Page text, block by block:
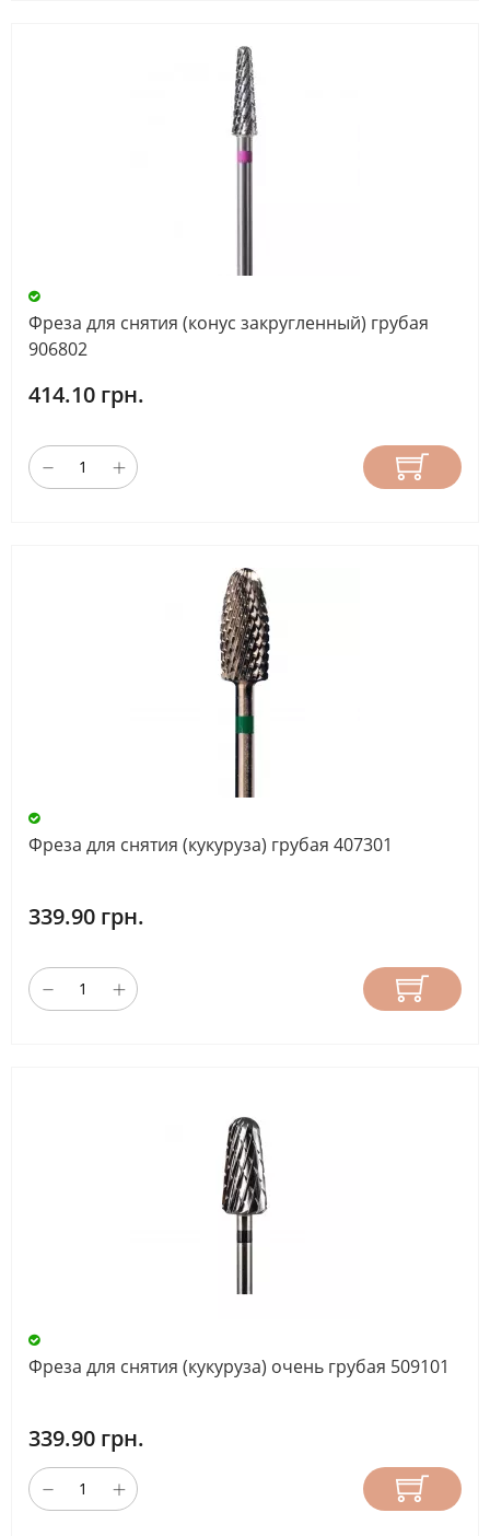
Фреза для снятия (конус закругленный) грубая
906802
414.10 грн.
Фреза для снятия (кукуруза) грубая 407301
339.90 грн.
Фреза для снятия (кукуруза) очень грубая 509101
339.90 грн.